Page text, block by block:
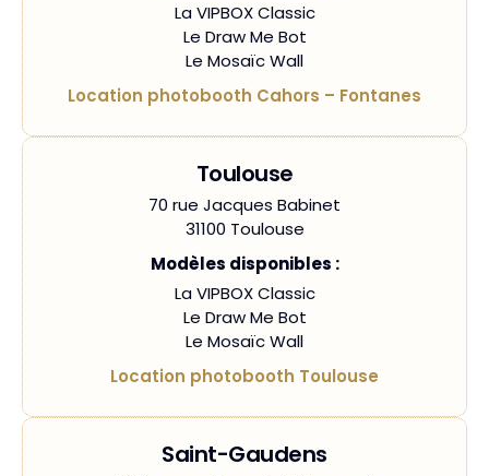
La VIPBOX Classic
Le Draw Me Bot
Le Mosaïc Wall
Location photobooth Cahors – Fontanes
Toulouse
70 rue Jacques Babinet
31100 Toulouse
Modèles disponibles :
La VIPBOX Classic
Le Draw Me Bot
Le Mosaïc Wall
Location photobooth Toulouse
Saint-Gaudens